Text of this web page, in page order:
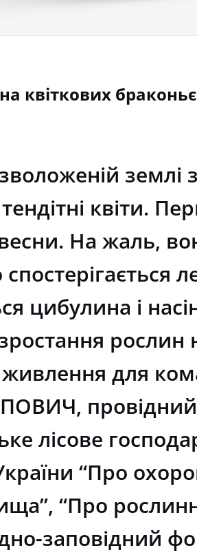
квіткових
землі
квіти.
На жаль,
цибулина і
рослин
для
лісове
“Про
“Про
заповідний